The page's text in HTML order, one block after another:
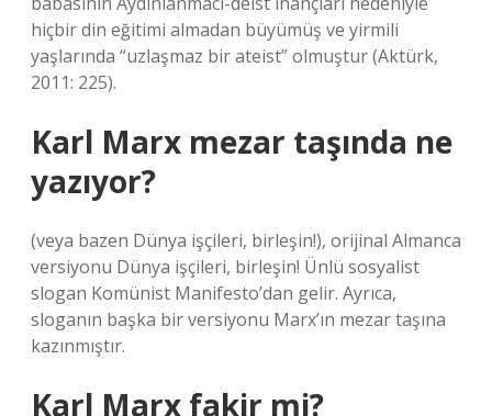
hiçbir din eğitimi almadan büyümüş ve yirmili
yaşlarında “uzlaşmaz bir ateist” olmuştur (Aktürk,
2011: 225).
Karl Marx mezar taşında ne
yazıyor?
(veya bazen Dünya işçileri, birleşin!), orijinal Almanca
versiyonu Dünya işçileri, birleşin! Ünlü sosyalist
slogan Komünist Manifesto’dan gelir. Ayrıca,
sloganın başka bir versiyonu Marx’ın mezar taşına
kazınmıştır.
Karl Marx fakir mi?